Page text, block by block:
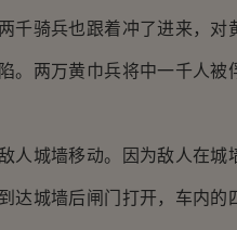
千骑兵也跟着冲了进来，对
。两万黄巾兵将中一千人被
城墙移动。因为敌人在城
达城墙后闸门打开，车内的